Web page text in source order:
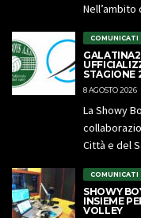
COMUNICATI
8 AGOSTO 2026
La Showy
Città e del
COMUNICATI
SHOWY
INSIEME
VOLLEY